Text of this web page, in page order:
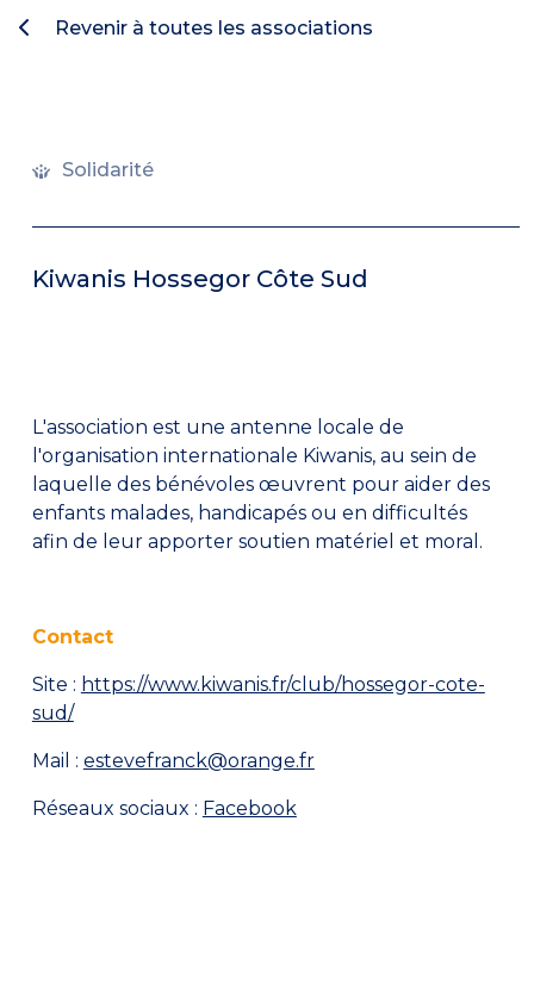
Revenir à toutes les associations
Solidarité
Kiwanis Hossegor Côte Sud
L'association est une antenne locale de
l'organisation internationale Kiwanis, au sein de
laquelle des bénévoles œuvrent pour aider des
enfants malades, handicapés ou en difficultés
afin de leur apporter soutien matériel et moral.
Contact
Site : https://www.kiwanis.fr/club/hossegor-cote-
sud/
Mail : estevefranck@orange.fr
Réseaux sociaux : Facebook